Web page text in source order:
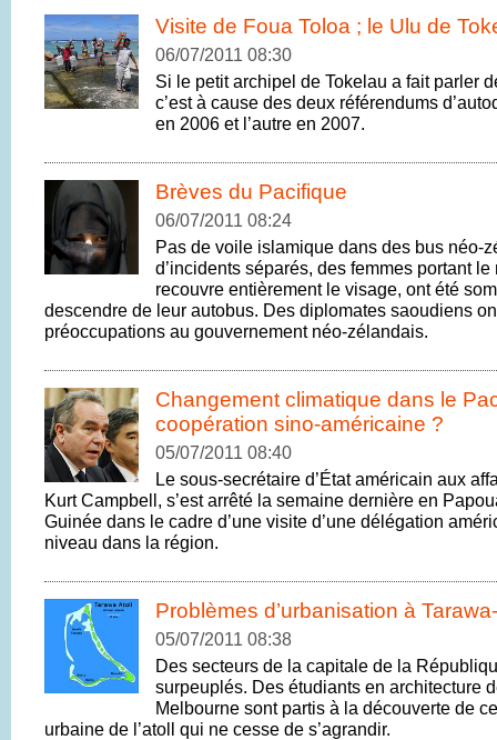
Visite de Foua Toloa ; le Ulu de
06/07/2011 08:30
Si le petit archipel de Tokelau a fait parler
c’est à cause des deux référendums
en 2006 et l’autre en 2007.
Brèves du Pacifique
06/07/2011 08:24
Pas de voile islamique dans des bus néo-
d’incidents séparés, des femmes portant
recouvre entièrement le visage, ont été
descendre de leur autobus. Des diplomates saoudiens
préoccupations au gouvernement néo-zélandais.
Changement climatique dans le
coopération sino-américaine ?
05/07/2011 08:40
Le sous-secrétaire d’État américain aux
Kurt Campbell, s’est arrêté la semaine dernière en
Guinée dans le cadre d’une visite d’une délégation
niveau dans la région.
Problèmes d’urbanisation à
05/07/2011 08:38
Des secteurs de la capitale de la
surpeuplés. Des étudiants en architecture
Melbourne sont partis à la découverte de
urbaine de l’atoll qui ne cesse de s’agrandir.